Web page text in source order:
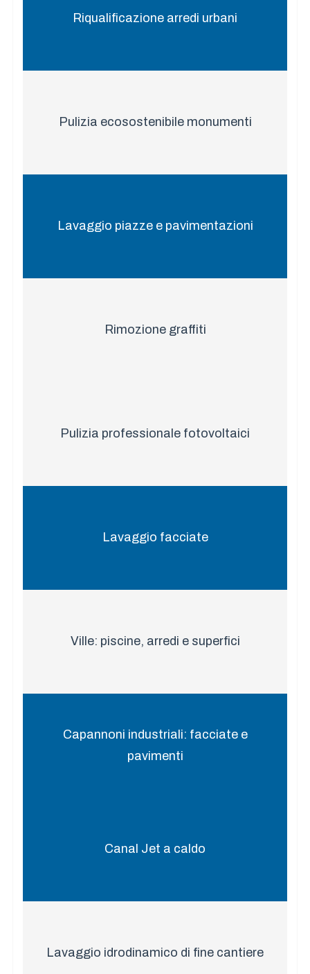
Riqualificazione arredi urbani
Pulizia ecosostenibile monumenti
Lavaggio piazze e pavimentazioni
Rimozione graffiti
Pulizia professionale fotovoltaici
Lavaggio facciate
Ville: piscine, arredi e superfici
Capannoni industriali: facciate e
pavimenti
Canal Jet a caldo
Lavaggio idrodinamico di fine cantiere